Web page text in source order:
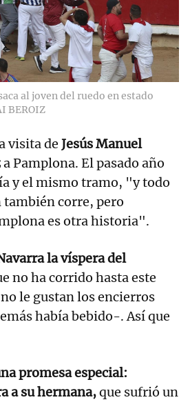
al joven del ruedo en estado
BEROIZ
visita de Jesús Manuel
a Pamplona. El pasado año
y el mismo tramo, "y todo
también corre, pero
es otra historia".
la víspera del
no ha corrido hasta este
le gustan los encierros
había bebido-. Así que
promesa especial:
a su hermana,que sufrió un